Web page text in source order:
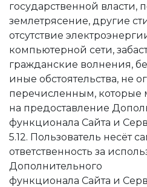
государственной власти,
землетрясение, другие
отсутствие
компьютерной сети,
гражданские волнения,
иные обстоятельства, не
перечисленным, которые
на предоставление
функционала Сайта и
5.12. Пользователь несёт
ответственность за
Дополнительного
функционала Сайта и